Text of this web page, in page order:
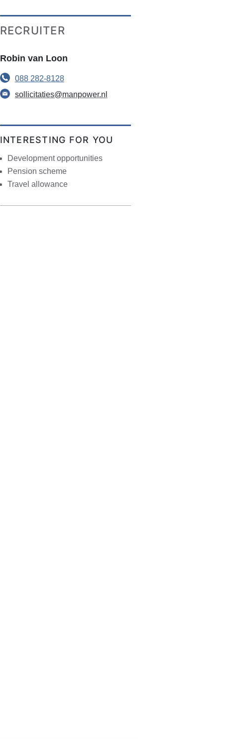
RECRUITER
Robin van Loon
088 282-8128
sollicitaties@manpower.nl
INTERESTING FOR YOU
Development opportunities
Pension scheme
Travel allowance